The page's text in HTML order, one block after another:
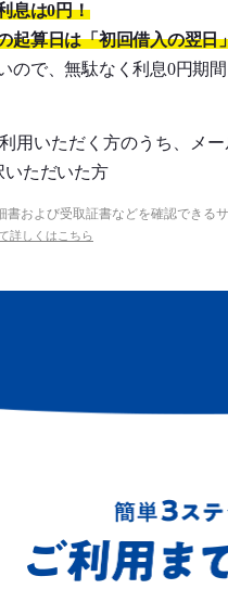
息は0円！
起算日は「初回借入の翌日
ので、無駄なく利息0円期
用いただく方のうち、メ
いただいた方
および受取証書などを確認できるサ
詳しくはこちら